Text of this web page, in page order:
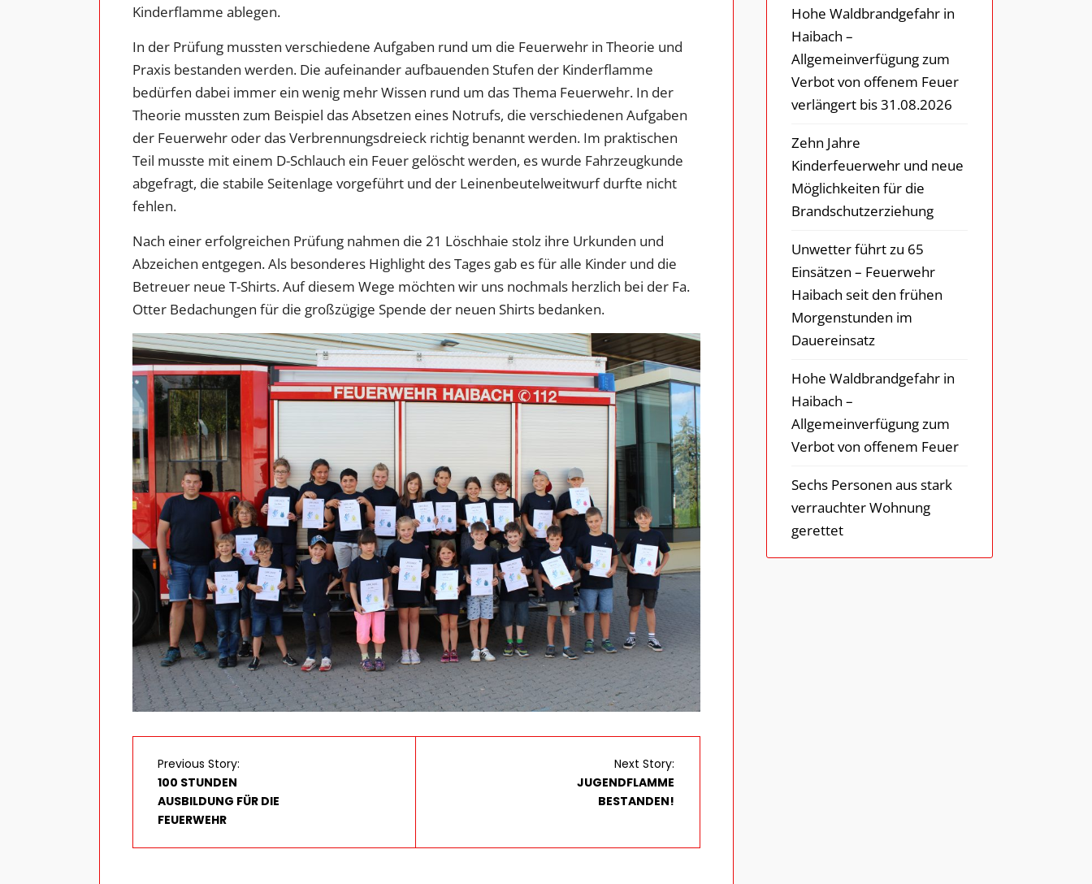
Kinderflamme ablegen.
In der Prüfung mussten verschiedene Aufgaben rund um die Feuerwehr in Theorie und
Praxis bestanden werden. Die aufeinander aufbauenden Stufen der Kinderflamme
bedürfen dabei immer ein wenig mehr Wissen rund um das Thema Feuerwehr. In der
Theorie mussten zum Beispiel das Absetzen eines Notrufs, die verschiedenen Aufgaben
der Feuerwehr oder das Verbrennungsdreieck richtig benannt werden. Im praktischen
Teil musste mit einem D-Schlauch ein Feuer gelöscht werden, es wurde Fahrzeugkunde
abgefragt, die stabile Seitenlage vorgeführt und der Leinenbeutelweitwurf durfte nicht
fehlen.
Nach einer erfolgreichen Prüfung nahmen die 21 Löschhaie stolz ihre Urkunden und
Abzeichen entgegen. Als besonderes Highlight des Tages gab es für alle Kinder und die
Betreuer neue T-Shirts. Auf diesem Wege möchten wir uns nochmals herzlich bei der Fa.
Otter Bedachungen für die großzügige Spende der neuen Shirts bedanken.
Previous Story:
100 STUNDEN
AUSBILDUNG FÜR DIE
FEUERWEHR
Next Story:
JUGENDFLAMME
BESTANDEN!
Hohe Waldbrandgefahr in
Haibach –
Allgemeinverfügung zum
Verbot von offenem Feuer
verlängert bis 31.08.2026
Zehn Jahre
Kinderfeuerwehr und neue
Möglichkeiten für die
Brandschutzerziehung
Unwetter führt zu 65
Einsätzen – Feuerwehr
Haibach seit den frühen
Morgenstunden im
Dauereinsatz
Hohe Waldbrandgefahr in
Haibach –
Allgemeinverfügung zum
Verbot von offenem Feuer
Sechs Personen aus stark
verrauchter Wohnung
gerettet